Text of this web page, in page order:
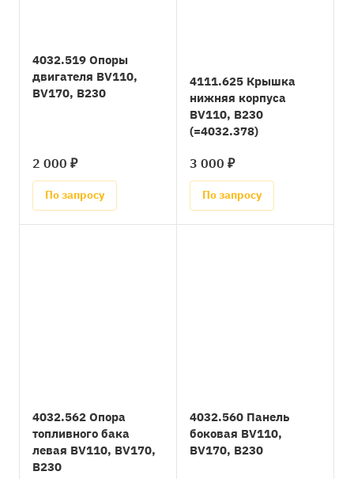
4032.519 Опоры
двигателя BV110,
BV170, B230
2 000 ₽
По запросу
4111.625 Крышка
нижняя корпуса
BV110, B230
(=4032.378)
3 000 ₽
По запросу
4032.562 Опора
топливного бака
левая BV110, BV170,
B230
4032.560 Панель
боковая BV110,
BV170, B230